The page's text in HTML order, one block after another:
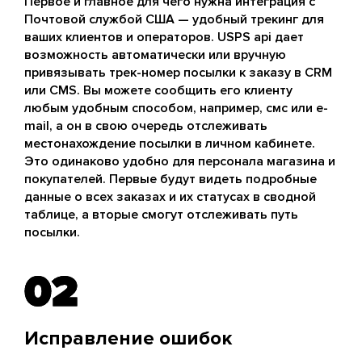
Почтовой службой США — удобный трекинг для
ваших клиентов и операторов. USPS api дает
возможность автоматически или вручную
привязывать трек-номер посылки к заказу в CRM
или CMS. Вы можете сообщить его клиенту
любым удобным способом, например, смс или e-
mail, а он в свою очередь отслеживать
местонахождение посылки в личном кабинете.
Это одинаково удобно для персонала магазина и
покупателей. Первые будут видеть подробные
данные о всех заказах и их статусах в сводной
таблице, а вторые смогут отслеживать путь
посылки.
02
02
Исправление ошибок